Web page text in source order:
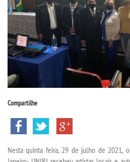
CURSOS
BACHARELADOS
TECNOLÓGICOS
VESTIBULAR
Compartilhe
Nesta quinta feira, 29 de julho de 2021,